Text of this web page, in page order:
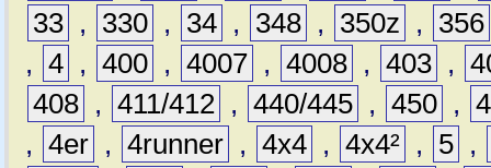
33 , 330 , 34 , 348 , 350z ,
356
, 4 , 400 , 4007 , 4008 , 403 ,
408 , 411/412 , 440/445 , 450 ,
, 4er , 4runner , 4x4 , 4x4² , 5 ,